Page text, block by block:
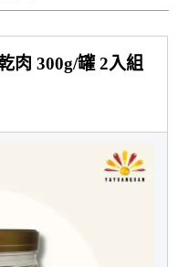
肉 300g/罐 2入組